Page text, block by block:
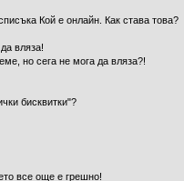
Кой е онлайн. Как става това?
вляза!
но сега не мога да вляза?!
бисквитки"?
все още е грешно!